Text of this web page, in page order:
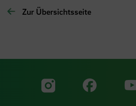
Zur Übersichtsseite
Zu